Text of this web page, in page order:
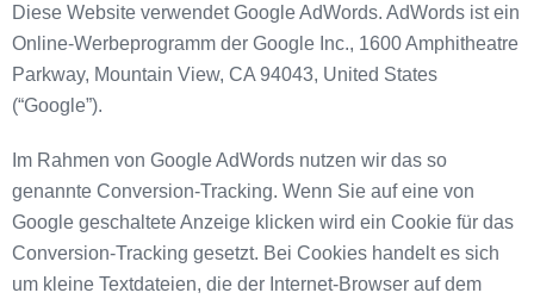
Diese Website verwendet Google AdWords. AdWords ist ein
Online-Werbeprogramm der Google Inc., 1600 Amphitheatre
Parkway, Mountain View, CA 94043, United States
(“Google”).
Im Rahmen von Google AdWords nutzen wir das so
genannte Conversion-Tracking. Wenn Sie auf eine von
Google geschaltete Anzeige klicken wird ein Cookie für das
Conversion-Tracking gesetzt. Bei Cookies handelt es sich
um kleine Textdateien, die der Internet-Browser auf dem